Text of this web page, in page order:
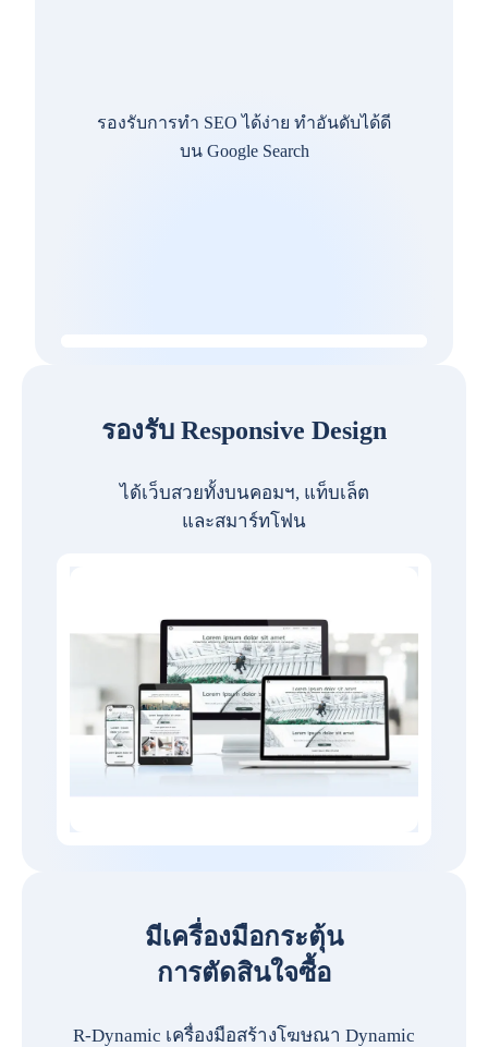
รองรับการทำ SEO ได้ง่าย ทำอันดับได้ดี
บน Google Search
รองรับ Responsive Design
ได้เว็บสวยทั้งบนคอมฯ, แท็บเล็ต
และสมาร์ทโฟน
มีเครื่องมือกระตุ้น
การตัดสินใจซื้อ
R-Dynamic เครื่องมือสร้างโฆษณา Dynamic